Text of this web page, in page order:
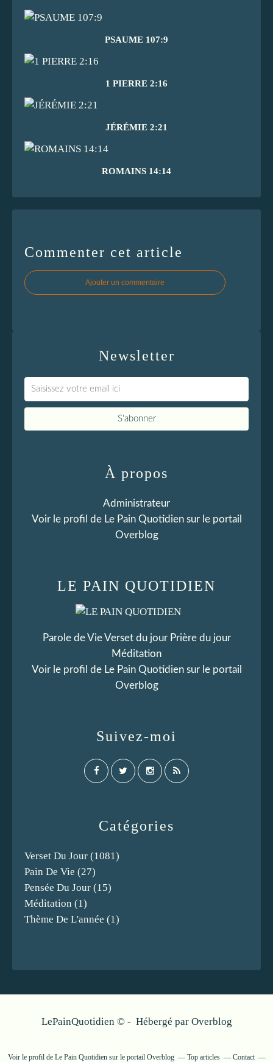
PSAUME 107:9
1 PIERRE 2:16
JÉRÉMIE 2:21
ROMAINS 14:14
Commenter cet article
Ajouter un commentaire
Newsletter
Catégories
Verset Du Jour (1081)
Pain De Vie (27)
Pensée Du Jour (15)
Méditation (1)
Thème De L'année (1)
LE PAIN QUOTIDIEN
Parole de Vie Verset du jour Prière du jour
Méditation
Voir le profil de Le Pain Quotidiensur le portail
Overblog
Suivez-moi
À propos
Administrateur
Voir le profil de Le Pain Quotidiensur le portail
Overblog
LePainQuotidien © - Hébergé par Overblog
Voir le profil de Le Pain Quotidiensur le portail Overblog Top articles Contact